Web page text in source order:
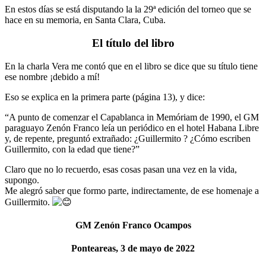
En estos días se está disputando la la 29ª edición del torneo que se
hace en su memoria, en Santa Clara, Cuba.
El título del libro
En la charla Vera me contó que en el libro se dice que su título tiene
ese nombre ¡debido a mí!
Eso se explica en la primera parte (página 13), y dice:
“A punto de comenzar el Capablanca in Memóriam de 1990, el GM
paraguayo Zenón Franco leía un periódico en el hotel Habana Libre
y, de repente, preguntó extrañado: ¿Guillermito ? ¿Cómo escriben
Guillermito, con la edad que tiene?”
Claro que no lo recuerdo, esas cosas pasan una vez en la vida,
supongo.
Me alegró saber que formo parte, indirectamente, de ese homenaje a
Guillermito.
GM Zenón Franco Ocampos
Ponteareas, 3 de mayo de 2022